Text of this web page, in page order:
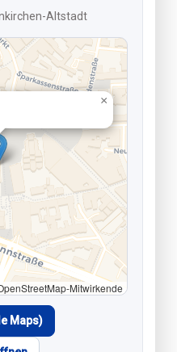
Altstadt
×
Mitwirkende
Maps)